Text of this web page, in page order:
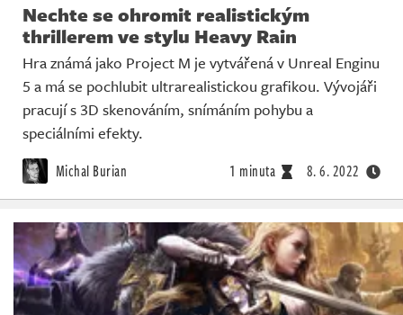
Nechte se ohromit realistickým
thrillerem ve stylu Heavy Rain
Hra známá jako Project M je vytvářená v Unreal Enginu
5 a má se pochlubit ultrarealistickou grafikou. Vývojáři
pracují s 3D skenováním, snímáním pohybu a
speciálními efekty.
Michal Burian 1 minuta 8. 6. 2022